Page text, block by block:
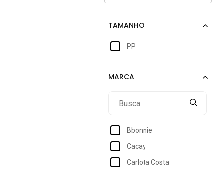
PP
Bbonnie
Cacay
Carlota Costa